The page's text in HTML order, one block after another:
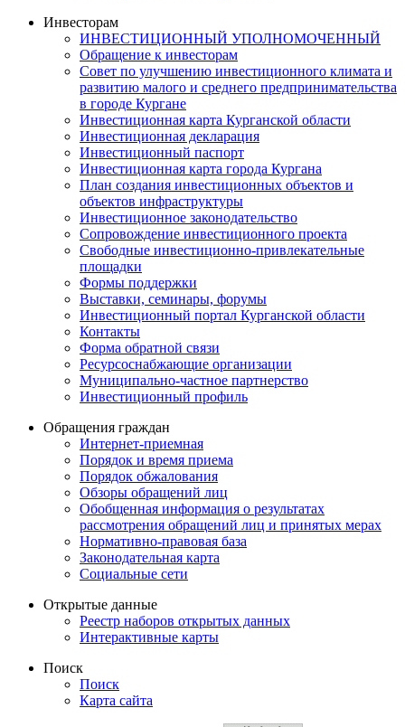
Инвесторам
ИНВЕСТИЦИОННЫЙ УПОЛНОМОЧЕННЫЙ
Обращение к инвесторам
Совет по улучшению инвестиционного климата и
развитию малого и среднего предпринимательства
в городе Кургане
Инвестиционная карта Курганской области
Инвестиционная декларация
Инвестиционный паспорт
Инвестиционная карта города Кургана
План создания инвестиционных объектов и
объектов инфраструктуры
Инвестиционное законодательство
Сопровождение инвестиционного проекта
Свободные инвестиционно-привлекательные
площадки
Формы поддержки
Выставки, семинары, форумы
Инвестиционный портал Курганской области
Контакты
Форма обратной связи
Ресурсоснабжающие организации
Муниципально-частное партнерство
Инвестиционный профиль
Обращения граждан
Интернет-приемная
Порядок и время приема
Порядок обжалования
Обзоры обращений лиц
Обобщенная информация о результатах
рассмотрения обращений лиц и принятых мерах
Нормативно-правовая база
Законодательная карта
Социальные сети
Открытые данные
Реестр наборов открытых данных
Интерактивные карты
Поиск
Поиск
Карта сайта